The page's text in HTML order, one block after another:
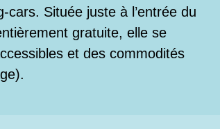
cars. Située juste à l’entrée du
gratuite, elle se
et des commodités